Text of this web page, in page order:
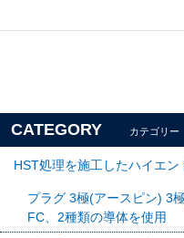
CATEGORY カテゴリー
HST処理を施工したハイエ
プラグ 3極(アースピン) 3
FC、2種類の導体を使用